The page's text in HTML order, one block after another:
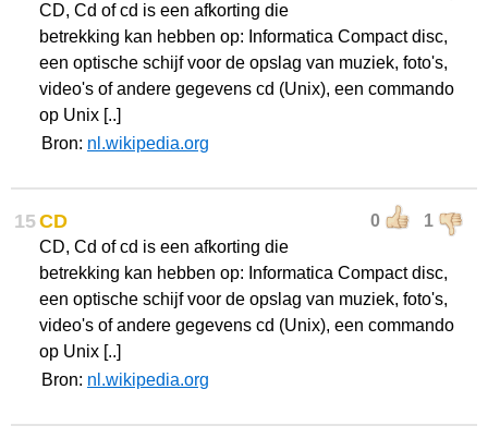
CD, Cd of cd is een afkorting die
betrekking kan hebben op: Informatica Compact disc,
een optische schijf voor de opslag van muziek, foto's,
video's of andere gegevens cd (Unix), een commando
op Unix [..]
Bron: nl.wikipedia.org
15 0 1
CD
CD, Cd of cd is een afkorting die
betrekking kan hebben op: Informatica Compact disc,
een optische schijf voor de opslag van muziek, foto's,
video's of andere gegevens cd (Unix), een commando
op Unix [..]
Bron: nl.wikipedia.org